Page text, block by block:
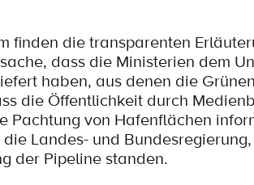
finden die transparenten
dass die Ministerien dem
haben, aus denen die
die Öffentlichkeit durch
Pachtung von Hafenflächen
Landes- und
der Pipeline standen.